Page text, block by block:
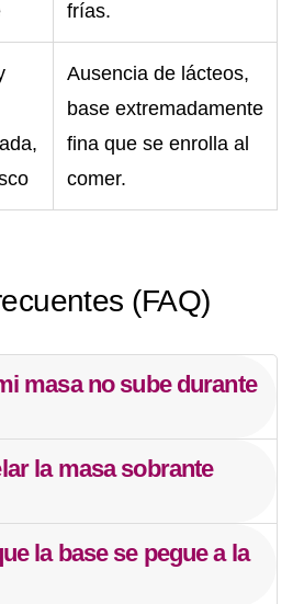
frías.
Ausencia de lácteos,
base extremadamente
fina que se enrolla al
comer.
(FAQ)
masa no sube durante
la masa sobrante
la base se pegue a la